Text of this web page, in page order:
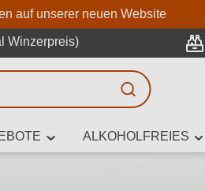
springen
springen springen
auf unserer neuen Website
Winzerpreis)
ALKOHOLFREIES
Erweiterte Suche